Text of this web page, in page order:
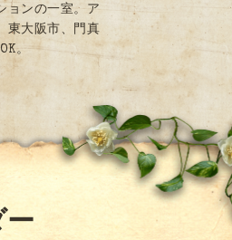
ョンの一室。ア
東大阪市、門真
。
ー